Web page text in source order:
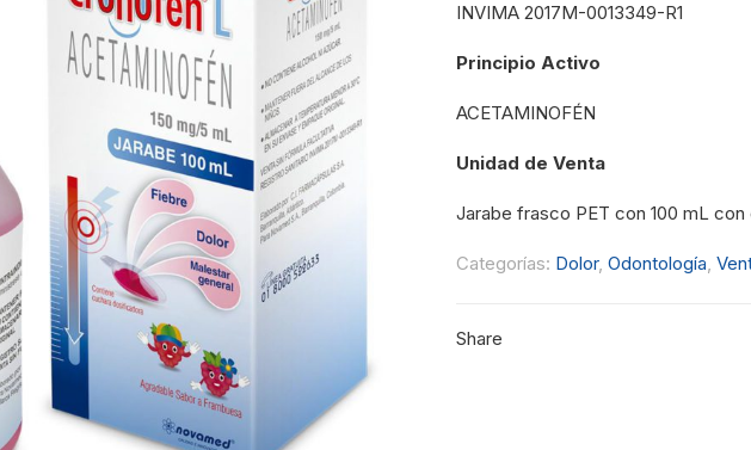
INVIMA 2017M-0013349-R1
Principio Activo
ACETAMINOFÉN
Unidad de Venta
Jarabe frasco PET con 100 mL
Categorías: Dolor, Odontología,
Share